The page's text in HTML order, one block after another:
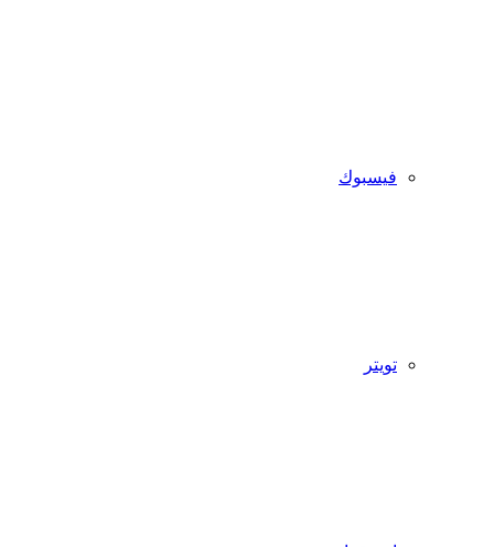
فيسبوك
تويتر